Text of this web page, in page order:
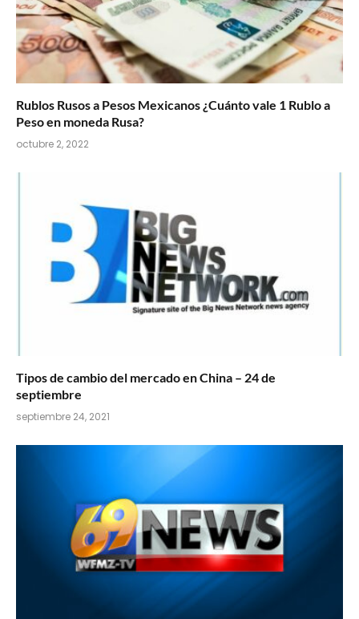
Rublos Rusos a Pesos Mexicanos ¿Cuánto vale 1 Rublo a
Peso en moneda Rusa?
octubre 2, 2022
Tipos de cambio del mercado en China – 24 de
septiembre
septiembre 24, 2021